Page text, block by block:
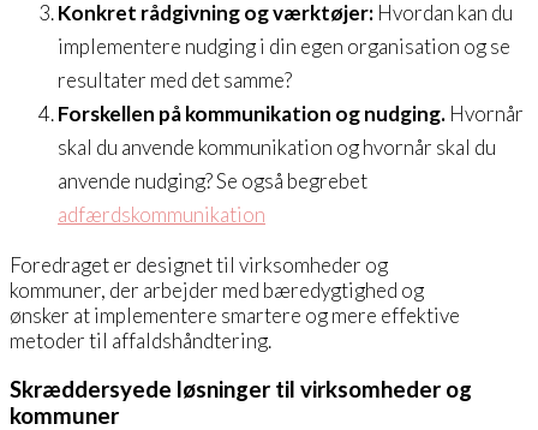
Konkret rådgivning og værktøjer: Hvordan kan du
implementere nudging i din egen organisation og se
resultater med det samme?
Forskellen på kommunikation og nudging. Hvornår
skal du anvende kommunikation og hvornår skal du
anvende nudging? Se også begrebet
adfærdskommunikation
Foredraget er designet til virksomheder og
kommuner, der arbejder med bæredygtighed og
ønsker at implementere smartere og mere effektive
metoder til affaldshåndtering.
Skræddersyede løsninger til virksomheder og
kommuner